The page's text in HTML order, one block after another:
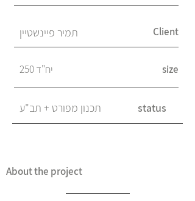
תמיר פיינשטיין Client
250 יח"ד size
תכנון מפורט + תב"ע status
About the project